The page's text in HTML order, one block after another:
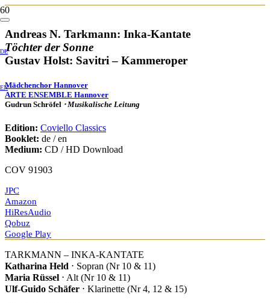
DE
EN
Andreas N. Tarkmann: Inka-Kantate
Töchter der Sonne
Gustav Holst: Savitri – Kammeroper
Mädchenchor Hannover
ARTE ENSEMBLE Hannover
Gudrun Schröfel ⋅ Musikalische Leitung
Edition: Coviello Classics
Booklet: de / en
Medium: CD / HD Download
COV 91903
JPC
Amazon
HiResAudio
Qobuz
Google Play
TARKMANN – INKA-KANTATE
Katharina Held ⋅ Sopran (Nr 10 & 11)
Maria Rüssel ⋅ Alt (Nr 10 & 11)
Ulf-Guido Schäfer ⋅ Klarinette (Nr 4, 12 & 15)